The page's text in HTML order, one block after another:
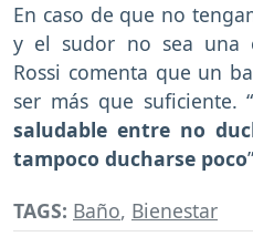
En caso de que no
y el sudor no sea una
Rossi comenta que un
ser más que suficiente. “
saludable entre no
tampoco ducharse poco
TAGS: Baño, Bienestar